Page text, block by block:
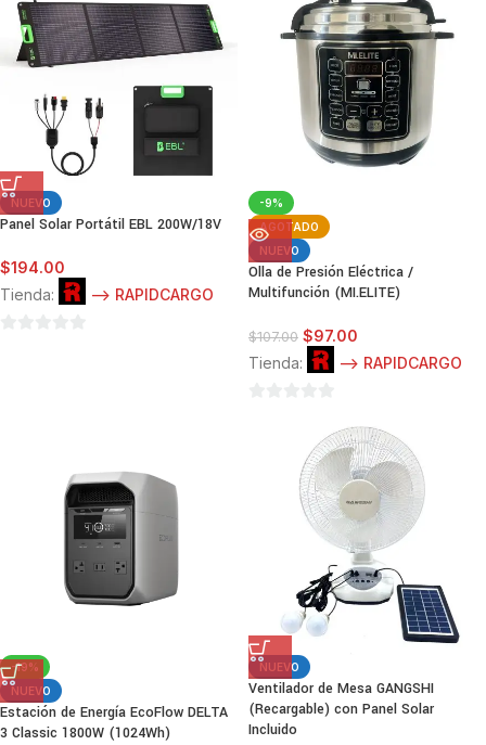
NUEVO
Panel Solar Portátil EBL 200W/18V
$194.00
Tienda:
--> RAPIDCARGO
-9%
AGOTADO
NUEVO
Olla de Presión Eléctrica /
Multifunción (MI.ELITE)
$107.00 $97.00
Tienda:
--> RAPIDCARGO
-19%
NUEVO
Estación de Energía EcoFlow DELTA
3 Classic 1800W (1024Wh)
NUEVO
Ventilador de Mesa GANGSHI
(Recargable) con Panel Solar
Incluido